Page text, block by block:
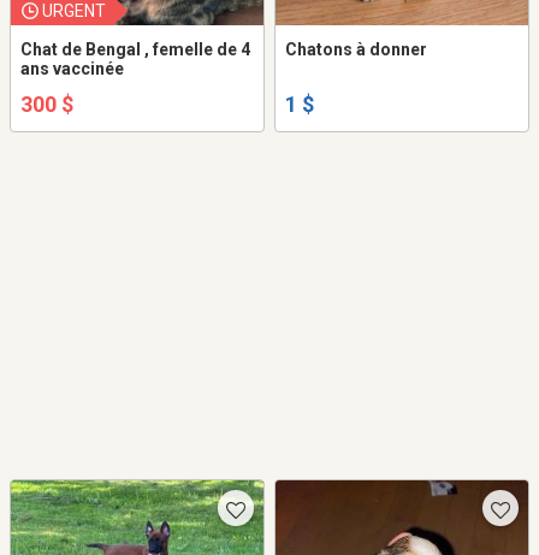
URGENT
Chat de Bengal , femelle de 4
ans vaccinée
300 $
Chatons à donner
1 $